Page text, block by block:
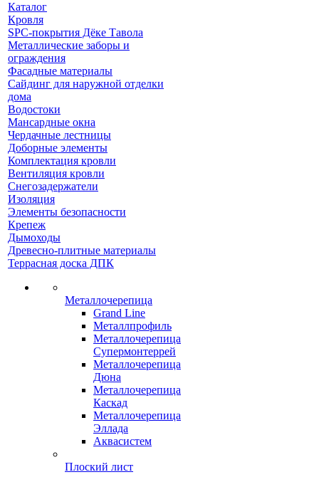
Каталог
Кровля
SPC-покрытия Дёке Тавола
Металлические заборы и
ограждения
Фасадные материалы
Сайдинг для наружной отделки
дома
Водостоки
Мансардные окна
Чердачные лестницы
Доборные элементы
Комплектация кровли
Вентиляция кровли
Снегозадержатели
Изоляция
Элементы безопасности
Крепеж
Дымоходы
Древесно-плитные материалы
Террасная доска ДПК
Металлочерепица
Grand Line
Металлпрофиль
Металлочерепица
Супермонтеррей
Металлочерепица
Дюна
Металлочерепица
Каскад
Металлочерепица
Эллада
Аквасистем
Плоский лист